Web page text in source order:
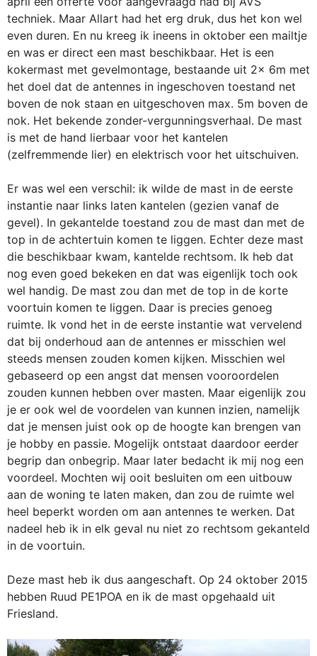
techniek. Maar Allart had het erg druk, dus het kon wel
even duren. En nu kreeg ik ineens in oktober een mailtje
en was er direct een mast beschikbaar. Het is een
kokermast met gevelmontage, bestaande uit 2x 6m met
het doel dat de antennes in ingeschoven toestand net
boven de nok staan en uitgeschoven max. 5m boven de
nok. Het bekende zonder-vergunningsverhaal. De mast
is met de hand lierbaar voor het kantelen
(zelfremmende lier) en elektrisch voor het uitschuiven.
Er was wel een verschil: ik wilde de mast in de eerste
instantie naar links laten kantelen (gezien vanaf de
gevel). In gekantelde toestand zou de mast dan met de
top in de achtertuin komen te liggen. Echter deze mast
die beschikbaar kwam, kantelde rechtsom. Ik heb dat
nog even goed bekeken en dat was eigenlijk toch ook
wel handig. De mast zou dan met de top in de korte
voortuin komen te liggen. Daar is precies genoeg
ruimte. Ik vond het in de eerste instantie wat vervelend
dat bij onderhoud aan de antennes er misschien wel
steeds mensen zouden komen kijken. Misschien wel
gebaseerd op een angst dat mensen vooroordelen
zouden kunnen hebben over masten. Maar eigenlijk zou
je er ook wel de voordelen van kunnen inzien, namelijk
dat je mensen juist ook op de hoogte kan brengen van
je hobby en passie. Mogelijk ontstaat daardoor eerder
begrip dan onbegrip. Maar later bedacht ik mij nog een
voordeel. Mochten wij ooit besluiten om een uitbouw
aan de woning te laten maken, dan zou de ruimte wel
heel beperkt worden om aan antennes te werken. Dat
nadeel heb ik in elk geval nu niet zo rechtsom gekanteld
in de voortuin.
Deze mast heb ik dus aangeschaft. Op 24 oktober 2015
hebben Ruud PE1POA en ik de mast opgehaald uit
Friesland.